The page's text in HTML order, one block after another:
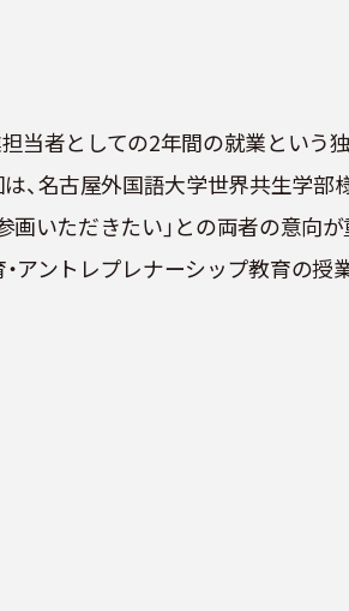
当者としての2年間の就業という
名古屋外国語大学世界共生学部
画いただきたい」との両者の意向
アントレプレナーシップ教育の授